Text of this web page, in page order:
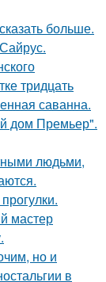
больше.
тридцать
саванна.
дом Премьер".
людьми,
мастер
но и
в